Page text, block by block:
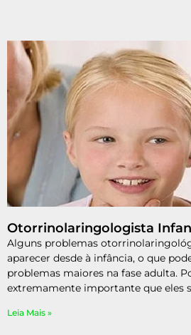
Otorrinolaringologista
Alguns problemas
aparecer desde à infância, o que
problemas maiores na fase adulta.
extremamente importante que eles
Leia Mais »